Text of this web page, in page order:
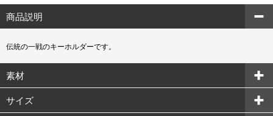
商品説明
伝統の一戦のキーホルダーです。
素材
サイズ